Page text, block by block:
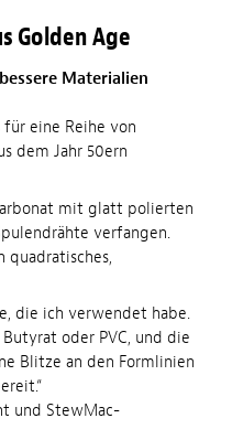
Golden Age
Materialien
eine Reihe von
dem Jahr 50ern
mit glatt polierten
verfangen.
quadratisches,
die ich verwendet habe.
oder PVC, und die
Blitze an den Formlinien
und StewMac-